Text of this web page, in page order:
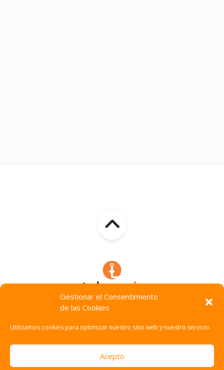
Gestionar el Consentimiento
de las Cookies
Utilizamos cookies para optimizar nuestro sitio web y nuestro servicio.
Acepto
Technocracia © 2026. Todos Los Derechos Reservados.